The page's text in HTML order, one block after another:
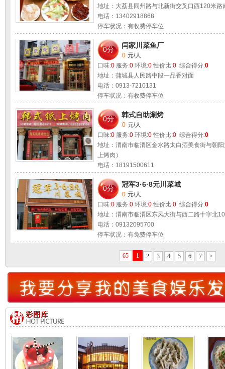
地址：大荔县同州路与北新街交叉口西120米路
电话：13402918868
停车状况：有收费停车位
0分 闫家川菜鱼厂
0 元/人
口味:0 服务:0 环境:0 性价比:0 综合得分:0
地址：蒲城县人民路中段一品香对面
电话：0913-7210131
停车状况：有收费停车位
0分 韩式自助涮烤
0 元/人
口味:0 服务:0 环境:0 性价比:0 综合得分:0
地址：渭南市临渭区金水路太白酒美食街与朝
上烤肉）
电话：18191500611
适合环境：朋友聚会 情侣约会 公务洽谈 商业宴
0分 冠军3·6·8元川菜城
0 元/人
口味:0 服务:0 环境:0 性价比:0 综合得分:0
地址：渭南市临渭区东风大街与西二路十字北
电话：09132095700
停车状况：有免费停车位
65
1 2 3 4 5 6 7 >